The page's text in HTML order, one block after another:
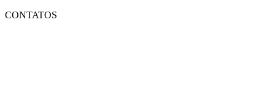
CONTATOS